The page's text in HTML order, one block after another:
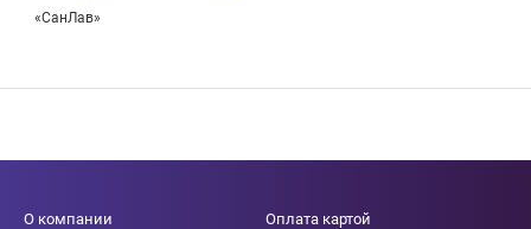
«СанЛав»
О компании Оплата картой